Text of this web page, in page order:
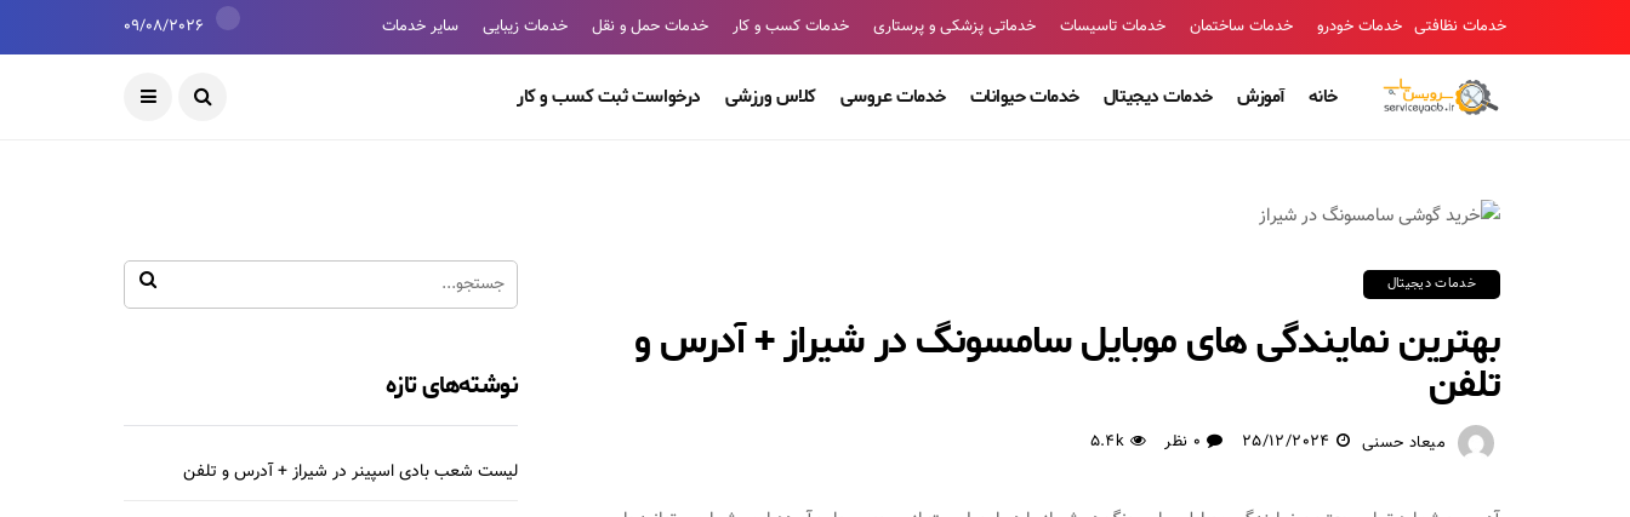
خدمات نظافتی خدمات خودرو خدمات ساختمان خدمات تاسیسات خدماتی پزشکی و پرستاری خدمات کسب و کار خدمات حمل و نقل خدمات زیبایی سایر خدمات 09/08/2026
خانه آموزش خدمات دیجیتال خدمات حیوانات خدمات عروسی کلاس ورزشی درخواست ثبت کسب و کار
خدمات دیجیتال
بهترین نمایندگی های موبایل سامسونگ در شیراز + آدرس و
تلفن
میعاد حسنی 25/12/2024 0 نظر 5.4k
نوشته‌های تازه
لیست شعب بادی اسپینر در شیراز + آدرس و تلفن